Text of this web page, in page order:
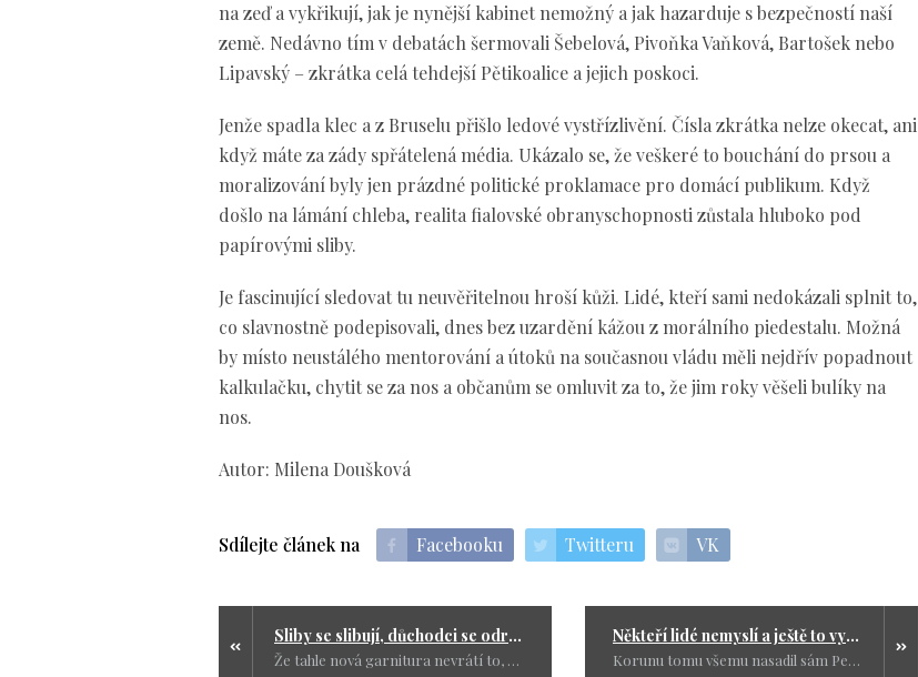
na zeď a vykřikují, jak je nynější kabinet nemožný a jak hazarduje s bezpečností naší
země. Nedávno tím v debatách šermovali Šebelová, Pivoňka Vaňková, Bartošek nebo
Lipavský – zkrátka celá tehdejší Pětikoalice a jejich poskoci.
Jenže spadla klec a z Bruselu přišlo ledové vystřízlivění. Čísla zkrátka nelze okecat, ani
když máte za zády spřátelená média. Ukázalo se, že veškeré to bouchání do prsou a
moralizování byly jen prázdné politické proklamace pro domácí publikum. Když
došlo na lámání chleba, realita fialovské obranyschopnosti zůstala hluboko pod
papírovými sliby.
Je fascinující sledovat tu neuvěřitelnou hroší kůži. Lidé, kteří sami nedokázali splnit to,
co slavnostně podepisovali, dnes bez uzardění kážou z morálního piedestalu. Možná
by místo neustálého mentorování a útoků na současnou vládu měli nejdřív popadnout
kalkulačku, chytit se za nos a občanům se omluvit za to, že jim roky věšeli bulíky na
nos.
Autor: Milena Doušková
Sdílejte článek na Facebooku Twitteru VK
Sliby se slibují, důchodci se odrbávají. V přímém přenosu
Že tahle nová garnitura nevrátí to, co Fialovci sebrali, to mi bylo jasné hned. Ovšem proč máme na spravedlivější valorizace čekat až skoro za dva roky? To už je regulérní ožebračování v přímém přenosu. Radím všem důchodcům: dobře si tyhle předvolební sliby a povolební lži pamatujte.
Někteří lidé nemyslí a ještě to vytrubují do světa
Korunu tomu všemu nasadil sám Petr Pavel, který kvůli složení delegace na summit uraženě podal kompetenční žalobu. Udělal na vládu takové to dětské „baci, baci“, protože mu někdo sebral hračku